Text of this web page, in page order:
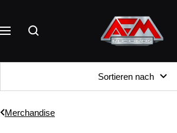
Inhalt
Navigation
AFM
Records
Sortieren nach
Merchandise